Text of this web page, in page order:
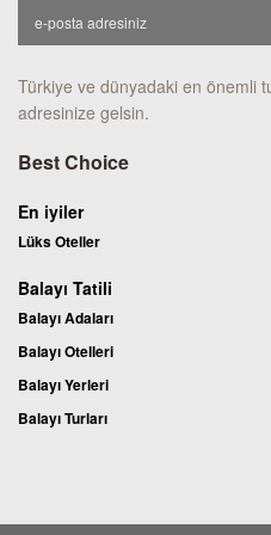
Türkiye ve dünyadaki en önemli
adresinize gelsin.
Best Choice
En iyiler
Lüks Oteller
Balayı Tatili
Balayı Adaları
Balayı Otelleri
Balayı Yerleri
Balayı Turları